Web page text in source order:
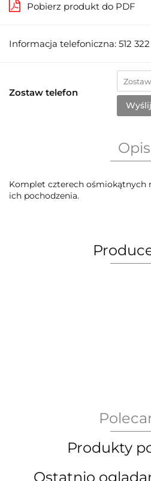
Pobierz produkt do PDF
Informacja telefoniczna: 512 322
Zostaw telefon
Wyślij
Opis
Komplet czterech ośmiokątnych
ich pochodzenia.
Bergdala
Produkty
Ostatnio